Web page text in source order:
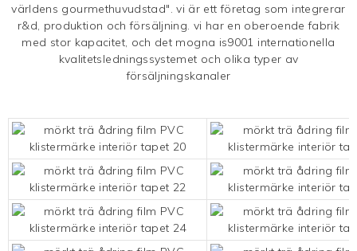
världens gourmethuvudstad". vi är ett företag som integrerar
r&d, produktion och försäljning. vi har en oberoende fabrik
med stor kapacitet, och det mogna is9001 internationella
kvalitetsledningssystemet och olika typer av
försäljningskanaler